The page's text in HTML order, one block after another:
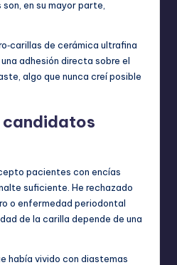
en su mayor parte,
de cerámica ultrafina
adhesión directa sobre el
algo que nunca creí posible
candidatos
pacientes con encías
suficiente. He rechazado
o enfermedad periodontal
de la carilla depende de una
había vivido con diastemas